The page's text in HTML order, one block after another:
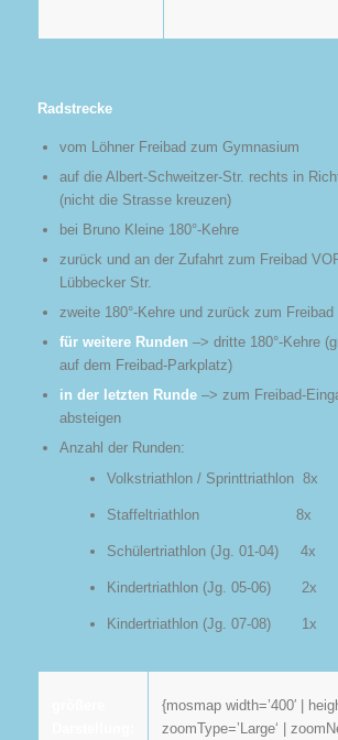
Radstrecke
vom Löhner Freibad zum Gymnasium
auf die Albert-Schweitzer-Str. rechts in
(nicht die Strasse kreuzen)
bei Bruno Kleine 180°-Kehre
zurück und an der Zufahrt zum Freibad
Lübbecker Str.
zweite 180°-Kehre und zurück zum Freibad
für weitere Runden –> dritte 180°-Kehre
auf dem Freibad-Parkplatz)
in der letzten Runde–> zum Freibad-
absteigen
Anzahl der Runden:
Volkstriathlon / Sprinttriathlon 8x
Staffeltriathlon 8x
Schülertriathlon (Jg. 01-04) 4x
Kindertriathlon (Jg. 05-06) 2x
Kindertriathlon (Jg. 07-08) 1x
{mosmap width=’400′ |
zoomType=’Large‘ |